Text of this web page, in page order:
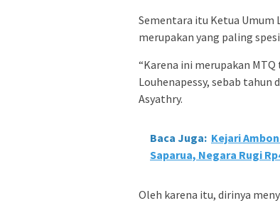
Sementara itu Ketua Umum
merupakan yang paling
“Karena ini merupakan
Louhenapessy, sebab tahun
Asyathry.
Baca Juga: Kejari
Saparua, Negara Rugi
Oleh karena itu, dirinya